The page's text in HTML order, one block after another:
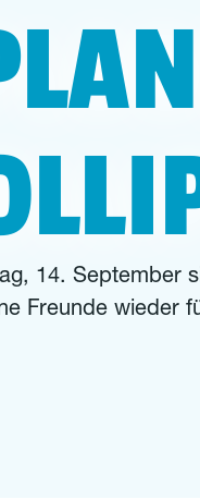
14. September
Freunde wieder